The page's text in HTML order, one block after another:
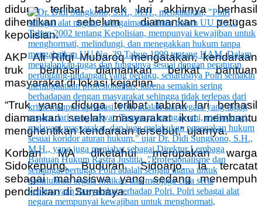
diduga terlibat tabrak lari akhirnya berhasil
dihentikan sebelum diamankan petugas
kepolisian.
AKP Ali Rifqi Mubaroq mengatakan, kendaraan
truk berhasil diamankan berkat bantuan
masyarakat di lokasi kejadian.
“Truk yang diduga terlibat tabrak lari berhasil
diamankan setelah masyarakat ikut membantu
menghentikan kendaraan tersebut,” ujarnya.
Korban MA diketahui merupakan warga
Sidokepung, Buduran, Sidoarjo. Ia tercatat
sebagai mahasiswa yang sedang menempuh
pendidikan di Surabaya.